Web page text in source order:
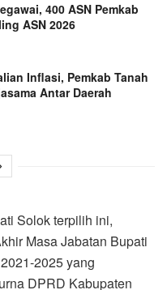
400 ASN Pemkab
ASN 2026
Inflasi, Pemkab Tanah
Antar Daerah
Solok terpilih ini,
Masa Jabatan Bupati
2025 yang
DPRD Kabupaten